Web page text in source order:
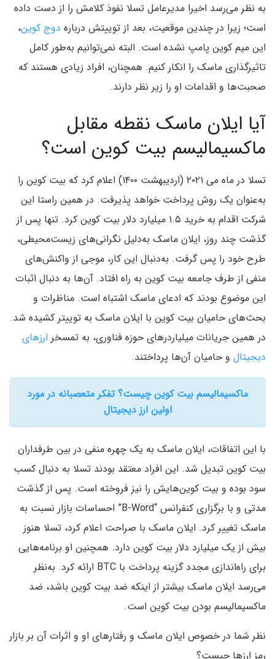
به نظر می‌رسد اخیرا مدیرعامل تسلا نفوذ کلامش را از دست داده
است؛ زیرا در چندین موقعیت، بعد از توییتش درباره دوج کوین،
این میم کوین پامپ نشده است. البته نمی‌توانیم به‌طور کامل
تاثیرگذاری ماسک را انکار کنیم. همچنان، افراد زیادی هستند که
صحبت‌ها و اقدامات او را زیر نظر دارند.
آیا ایلان ماسک نقطه مقابل
ماکسیمالیسم بیت کوین است؟
تسلا در ماه می ۲۰۲۱ (اردیبهشت ۱۴۰۰) اعلام کرد که بیت کوین را
به‌عنوان یک روش پرداخت خواهد پذیرفت. در همین راستا این
شرکت اقدام به خرید ۱.۵ میلیارد دلار بیت کوین کرد. تنها پس از
گذشت چند روز، ایلان ماسک به‌دلیل نگرانی‌های زیست‌محیطی،
طرح خود را پس گرفت. به‌دنبال این کار، موجی از واکنش‌های
منفی از طرف جامعه بیت کوین به راه افتاد. آن‌ها به دنبال اثبات
این موضوع بودند که ادعای ماسک اشتباه است. مناظرات و
بحث‌های حامیان بیت کوین با ایلان ماسک به توییتر کشیده شد.
در همین جریانات میلیاردرهای حوزه فناوری، به تمسخر ارزهای
دیجیتال و حامیان آن‌ها پرداختند.
ماکسیمالیسم بیت کوین چیست؟ تفکر متعصبانه در مورد
اولین ارز دیجیتال
با این اتفاقات، ایلان ماسک به یک چهره منفی در بین طرفداران
بیت کوین تبدیل شد. این افراد معتقد بودند تسلا به دنبال کسب
سود بوده و بیت کوین‌هایش را نیز فروخته است. پس از گذشت
مدتی و با برگزاری کنفرانس “B-Word” احساسات بازار نسبت به
ماسک تغییر کرد. ایلان ماسک با صراحت اعلام کرد، تسلا هنوز
بیش از یک میلیارد دلار بیت کوین دارد. همچنین او برنامه‌هایی
برای راه‌اندازی مجدد گزینه پرداخت با BTC ارائه کرد. به‌نظر
می‌رسد ایلان ماسک بیشتر از اینکه ضد بیت کوین باشد، ضد
ماکسیمالیسم بودن بیت کوین است.
نظر شما در خصوص ایلان ماسک و رفتارهای او و اثرات آن بر بازار
رمز ارزها چیست؟